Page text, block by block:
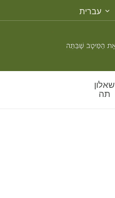
שפה
עברית
שאלון
תה